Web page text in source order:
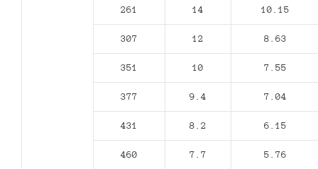
261 14 10.15
307 12 8.63
351 10 7.55
377 9.4 7.04
431 8.2 6.15
460 7.7 5.76